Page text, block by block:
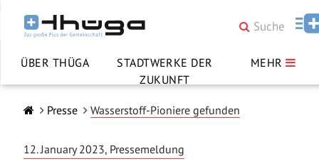
ÜBER THÜGA
STADTWERKE DER
ZUKUNFT
MEHR
Presse Wasserstoff-Pioniere gefunden
12. January 2023, Pressemeldung